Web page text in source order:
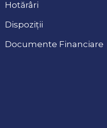
Hotărâri
Dispoziții
Documente Financiare